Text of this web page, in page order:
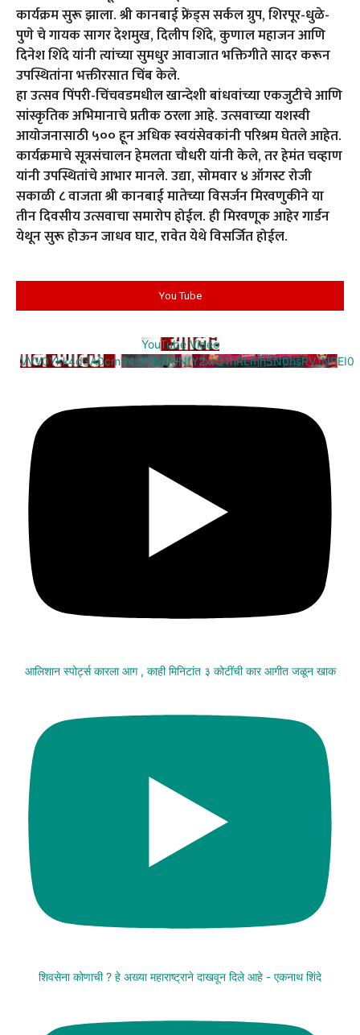
कार्यक्रम सुरू झाला. श्री कानबाई फ्रेंड्स सर्कल ग्रुप, शिरपूर-धुळे-
पुणे चे गायक सागर देशमुख, दिलीप शिंदे, कुणाल महाजन आणि
दिनेश शिंदे यांनी त्यांच्या सुमधुर आवाजात भक्तिगीते सादर करून
उपस्थितांना भक्तीरसात चिंब केले.
हा उत्सव पिंपरी-चिंचवडमधील खान्देशी बांधवांच्या एकजुटीचे आणि
सांस्कृतिक अभिमानाचे प्रतीक ठरला आहे. उत्सवाच्या यशस्वी
आयोजनासाठी ५०० हून अधिक स्वयंसेवकांनी परिश्रम घेतले आहेत.
कार्यक्रमाचे सूत्रसंचालन हेमलता चौधरी यांनी केले, तर हेमंत चव्हाण
यांनी उपस्थितांचे आभार मानले. उद्या, सोमवार ४ ऑगस्ट रोजी
सकाळी ८ वाजता श्री कानबाई मातेच्या विसर्जन मिरवणुकीने या
तीन दिवसीय उत्सवाचा समारोप होईल. ही मिरवणूक आहेर गार्डन
येथून सुरू होऊन जाधव घाट, रावेत येथे विसर्जित होईल.
You Tube
YouTube Video
VVV0Ykk4d3A0cm94U1VaQUNfY2xrQ1hRLmh5N0hsRVJNREI0
आलिशान स्पोर्ट्स कारला आग , काही मिनिटांत ३ कोटींची कार आगीत जळून खाक
शिवसेना कोणाची ? हे अख्या महाराष्ट्राने दाखवून दिले आहे - एकनाथ शिंदे